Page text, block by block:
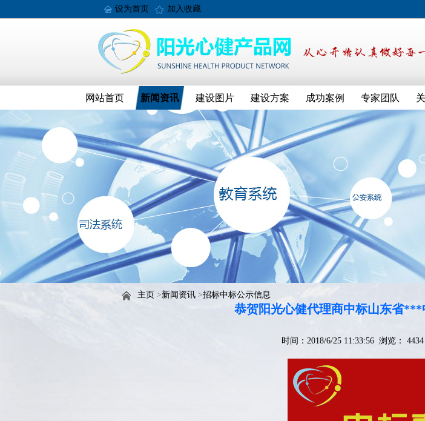
设为首页 加入收藏
网站首页 新闻资讯 建设图片 建设方案 成功案例 专家团队
主页 >新闻资讯 >招标中标公示信息
恭贺阳光心健代理商中标山东省***
时间：2018/6/25 11:33:56 浏览：